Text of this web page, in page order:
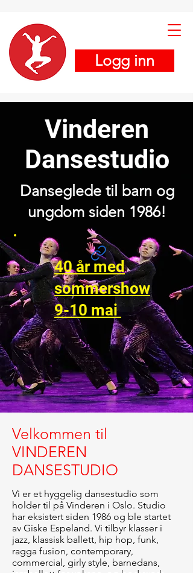
Logg inn
Vinderen
Dansestudio
Danseglede til barn og
ungdom siden 1986!
40 år med
sommershow
9-10 mai
Velkommen til
VINDEREN
DANSESTUDIO
Vi er et hyggelig dansestudio som
holder til på Vinderen i Oslo. Studio
har eksistert siden 1986 og ble startet
av Giske Espeland. Vi tilbyr klasser i
jazz, klassisk ballett, hip hop, funk,
ragga fusion, contemporary,
commercial, girly style, barnedans,